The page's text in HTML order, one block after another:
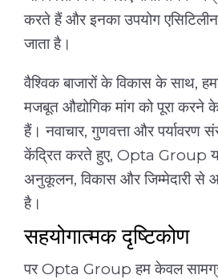
करते हैं और इनका उपयोग
जाता है।
वैश्विक बाजारों के विकास के साथ,
मजबूत औद्योगिक मांग को पूरा करने
हैं। नवाचार, गुणवत्ता और पर्यावरण
केंद्रित करते हुए, Opta Group यह
अनुकूलन, विकास और जिम्मेदारी से
है।
सहयोगात्मक दृष्टिकोण
पर Opta Group हम केवल